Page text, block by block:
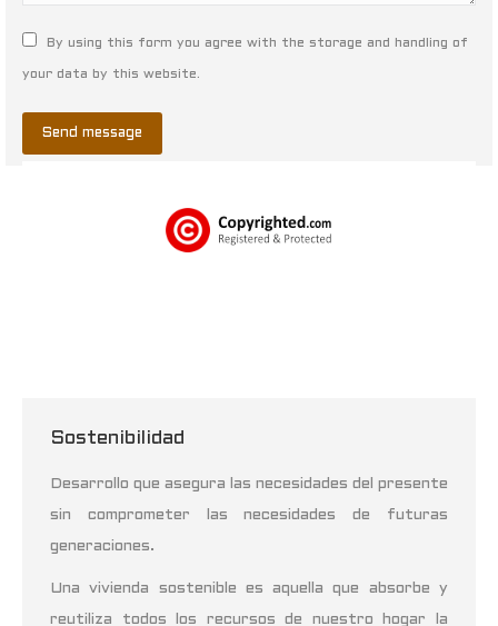
By using this form you agree with the storage and handling of
your data by this website.
Send message
Sostenibilidad
Desarrollo que asegura las necesidades del presente
sin comprometer las necesidades de futuras
generaciones.
Una vivienda sostenible es aquella que absorbe y
reutiliza todos los recursos de nuestro hogar la